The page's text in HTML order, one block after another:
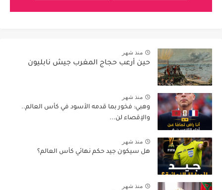
منذ شهر
حين أرعب حجاج المغرب جيش نابليون
منذ شهر
وهبي: فخور بما قدمه الأسود في كأس العالم..
والإقصاء لن...
منذ شهر
هل سيكون جيد حكم نهائي كأس العالم؟
منذ شهر